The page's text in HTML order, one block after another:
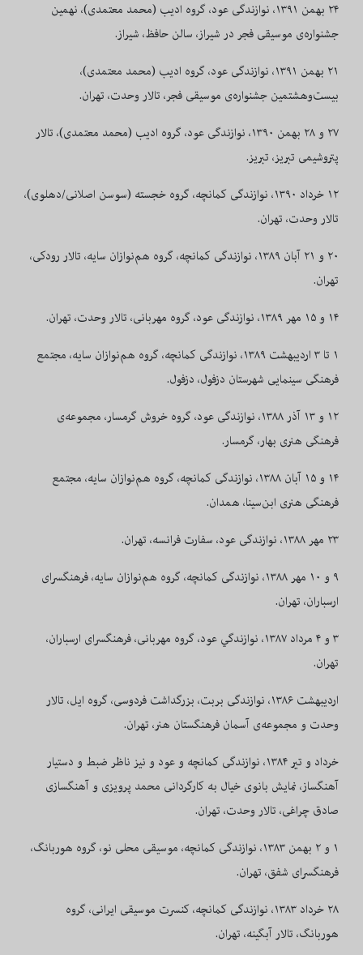
۲۴ بهمن ۱۳۹۱، نوازندگی عود، گروه ادیب (محمد معتمدی)، نهمین
جشنواره‌ی موسیقی فجر در شیراز، سالن حافظ، شیراز.
۲۱ بهمن ۱۳۹۱، نوازندگی عود، گروه ادیب (محمد معتمدی)،
بیست‌و‌هشتمین جشنواره‌ی موسیقی فجر، تالار وحدت، تهران.
۲۷ و ۲۸ بهمن ۱۳۹۰، نوازندگی عود، گروه ادیب (محمد معتمدی)، تالار
پتروشیمی تبریز، تبریز.
۱۲ خرداد ۱۳۹۰، نوازندگی کمانچه، گروه خجسته (سوسن اصلانی/دهلوی)،
تالار وحدت، تهران.
۲۰ و ۲۱ آبان ۱۳۸۹، نوازندگی کمانچه، گروه هم‌نوازان سایه، تالار رودکی،
تهران.
۱۴ و۱۵ مهر ۱۳۸۹، نوازندگی عود، گروه مهربانی، تالار وحدت، تهران.
۱ تا ۳ اردیبهشت ۱۳۸۹، نوازندگی کمانچه، گروه هم‌نوازان سایه، مجتمع
فرهنگی سینمایی شهرستان دزفول، دزفول.
۱۲ و۱۳ آذر۱۳۸۸، نوازندگی عود، گروه خروش گرمسار، مجموعه‌ی
فرهنگی هنری بهار، گرمسار.
۱۴ و۱۵ آبان ۱۳۸۸، نوازندگی کمانچه، گروه هم‌نوازان سایه، مجتمع
فرهنگی هنری ابن‌سینا، همدان.
۲۳ مهر۱۳۸۸، نوازندگی عود، سفارت فرانسه، تهران.
۹ و ۱۰ مهر۱۳۸۸، نوازندگی کمانچه، گروه هم‌نوازان سایه، فرهنگسرای
ارسباران، تهران.
۳ و ۴ مرداد ۱۳۸۷، نوازندگي عود، گروه مهربانی، فرهنگسرای ارسباران،
تهران.
اردیبهشت ۱۳۸۶، نوازندگی بربت، بزرگداشت فردوسی، گروه ايل، تالار
وحدت و مجموعه‌ی آسمان فرهنگستان هنر، تهران.
خرداد و تير ۱۳۸۴، نوازندگی كمانچه و عود و نیز ناظر ضبط و دستيار
آهنگساز، نمايش بانوی خيال به كارگردانی محمد پرويزی و آهنگسازی
صادق چراغی، تالار وحدت‌، تهران.
۱ و ۲ بهمن ۱۳۸۳، نوازندگی كمانچه، موسيقی محلی نو، گروه هور‌بانگ،
فرهنگسرای شفق، تهران.
۲۸ خرداد ۱۳۸۳، نوازندگی كمانچه، كنسرت موسيقی ايرانی، گروه
هوربانگ، تالار آبگينه، تهران.